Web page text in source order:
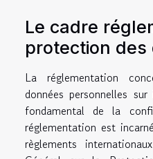
Le cadre
protection des
La réglementation
données personnelles
fondamental de la
réglementation est
règlements